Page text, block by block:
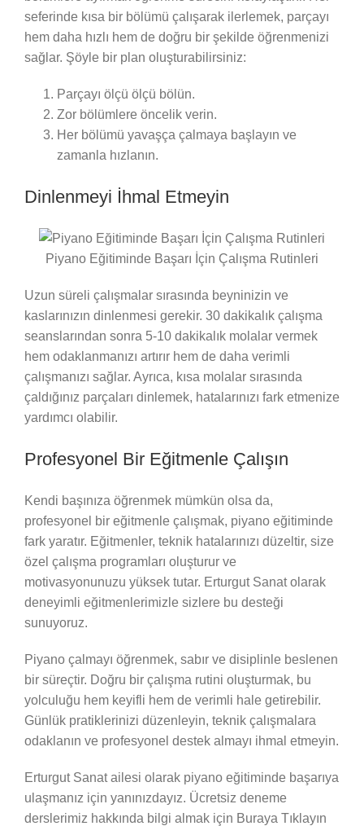
seferinde kısa bir bölümü çalışarak ilerlemek, parçayı
hem daha hızlı hem de doğru bir şekilde öğrenmenizi
sağlar. Şöyle bir plan oluşturabilirsiniz:
Parçayı ölçü ölçü bölün.
Zor bölümlere öncelik verin.
Her bölümü yavaşça çalmaya başlayın ve
zamanla hızlanın.
Dinlenmeyi İhmal Etmeyin
Piyano Eğitiminde Başarı İçin Çalışma Rutinleri
Uzun süreli çalışmalar sırasında beyninizin ve
kaslarınızın dinlenmesi gerekir. 30 dakikalık çalışma
seanslarından sonra 5-10 dakikalık molalar vermek
hem odaklanmanızı artırır hem de daha verimli
çalışmanızı sağlar. Ayrıca, kısa molalar sırasında
çaldığınız parçaları dinlemek, hatalarınızı fark etmenize
yardımcı olabilir.
Profesyonel Bir Eğitmenle Çalışın
Kendi başınıza öğrenmek mümkün olsa da,
profesyonel bir eğitmenle çalışmak, piyano eğitiminde
fark yaratır. Eğitmenler, teknik hatalarınızı düzeltir, size
özel çalışma programları oluşturur ve
motivasyonunuzu yüksek tutar. Erturgut Sanat olarak
deneyimli eğitmenlerimizle sizlere bu desteği
sunuyoruz.
Piyano çalmayı öğrenmek, sabır ve disiplinle beslenen
bir süreçtir. Doğru bir çalışma rutini oluşturmak, bu
yolculuğu hem keyifli hem de verimli hale getirebilir.
Günlük pratiklerinizi düzenleyin, teknik çalışmalara
odaklanın ve profesyonel destek almayı ihmal etmeyin.
Erturgut Sanat ailesi olarak piyano eğitiminde başarıya
ulaşmanız için yanınızdayız. Ücretsiz deneme
derslerimiz hakkında bilgi almak için Buraya Tıklayın